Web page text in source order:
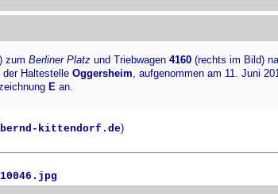
zum Berliner Platz und Triebwagen 4160 (rechts im Bild)
der Haltestelle Oggersheim, aufgenommen am 11. Juni
E an.
kittendorf.de)